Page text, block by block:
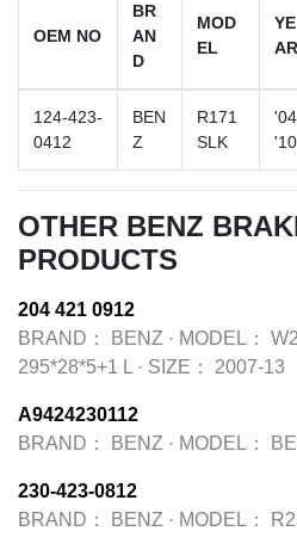
OEM NO
BR
AN
D
MOD
EL
YE
AR
124-423-
0412
BEN
Z
R171
SLK
'10
OTHER BENZ
PRODUCTS
204 421 0912
BRAND：
BENZ · MODEL：
295*28*5+1 L · SIZE： 2007-13
A9424230112
BRAND：
BENZ · MODEL：
230-423-0812
BRAND：
BENZ · MODEL：